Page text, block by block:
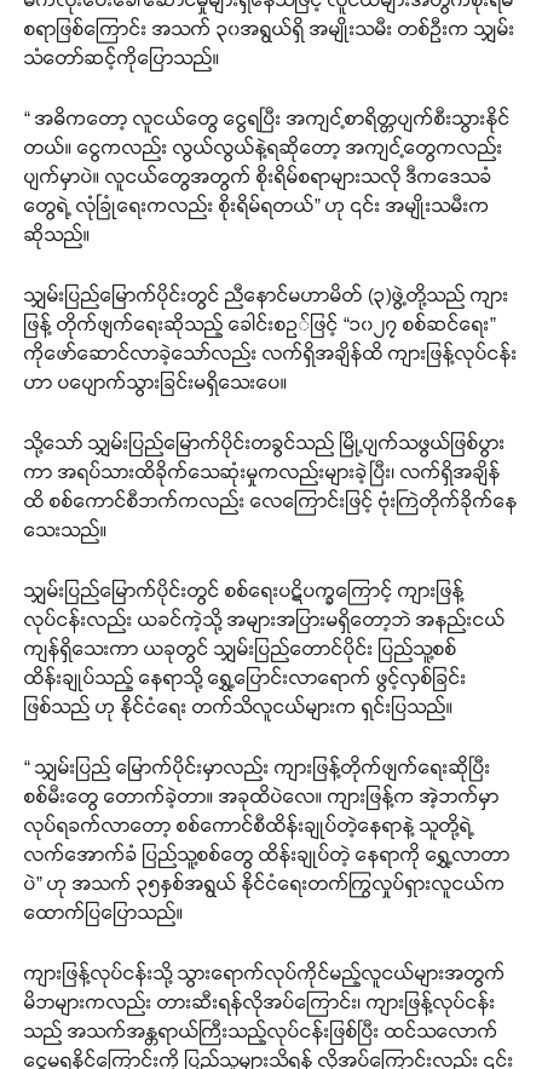
စရာဖြစ်ကြောင်း အသက် ၃၀အရွယ်ရှိ အမျိုးသမီး တစ်ဦးက သျှမ်း
သံတော်ဆင့်ကိုပြောသည်။
“ အဓိကတော့ လူငယ်တွေ ငွေရပြီး အကျင့်စာရိတ္တပျက်စီးသွားနိုင်
တယ်။ ငွေကလည်း လွယ်လွယ်နဲ့ရဆိုတော့ အကျင့်တွေကလည်း
ပျက်မှာပဲ။ လူငယ်တွေအတွက် စိုးရိမ်စရာများသလို ဒီကဒေသခံ
တွေရဲ့ လုံခြုံရေးကလည်း စိုးရိမ်ရတယ်” ဟု ၎င်း အမျိုးသမီးက
ဆိုသည်။
သျှမ်းပြည်မြောက်ပိုင်းတွင် ညီနောင်မဟာမိတ် (၃)ဖွဲ့တို့သည် ကျား
ဖြန့် တိုက်ဖျက်ရေးဆိုသည့် ခေါင်းစဥ်ဖြင့် “၁၀၂၇ စစ်ဆင်ရေး”
ကိုဖော်ဆောင်လာခဲ့သော်လည်း လက်ရှိအချိန်ထိ ကျားဖြန့်လုပ်ငန်း
ဟာ ပပျောက်သွားခြင်းမရှိသေးပေ။
သို့သော် သျှမ်းပြည်မြောက်ပိုင်းတခွင်သည် မြို့ပျက်သဖွယ်ဖြစ်ပွား
ကာ အရပ်သားထိခိုက်သေဆုံးမှုကလည်းများခဲ့ပြီး၊ လက်ရှိအချိန်
ထိ စစ်ကောင်စီဘက်ကလည်း လေကြောင်းဖြင့် ဗုံးကြဲတိုက်ခိုက်နေ
သေးသည်။
သျှမ်းပြည်မြောက်ပိုင်းတွင် စစ်ရေးပဋိပက္ခကြောင့် ကျားဖြန့်
လုပ်ငန်းလည်း ယခင်ကဲ့သို့ အများအပြားမရှိတော့ဘဲ အနည်းငယ်
ကျန်ရှိသေးကာ ယခုတွင် သျှမ်းပြည်တောင်ပိုင်း ပြည်သူ့စစ်
ထိန်းချုပ်သည့် နေရာသို့ ရွှေ့ပြောင်းလာရောက် ဖွင့်လှစ်ခြင်း
ဖြစ်သည် ဟု နိုင်ငံရေး တက်သိလူငယ်များက ရှင်းပြသည်။
“ သျှမ်းပြည် မြောက်ပိုင်းမှာလည်း ကျားဖြန့်တိုက်ဖျက်ရေးဆိုပြီး
စစ်မီးတွေ တောက်ခဲ့တာ။ အခုထိပဲလေ။ ကျားဖြန့်က အဲ့ဘက်မှာ
လုပ်ရခက်လာတော့ စစ်ကောင်စီထိန်းချုပ်တဲ့နေရာနဲ့ သူတို့ရဲ့
လက်အောက်ခံ ပြည်သူ့စစ်တွေ ထိန်းချုပ်တဲ့ နေရာကို ရွှေ့လာတာ
ပဲ” ဟု အသက် ၃၅နှစ်အရွယ် နိုင်ငံရေးတက်ကြွလှုပ်ရှားလူငယ်က
ထောက်ပြပြောသည်။
ကျားဖြန့်လုပ်ငန်းသို့ သွားရောက်လုပ်ကိုင်မည့်လူငယ်များအတွက်
မိဘများကလည်း တားဆီးရန်လိုအပ်ကြောင်း၊ ကျားဖြန့်လုပ်ငန်း
သည် အသက်အန္တရာယ်ကြီးသည့်လုပ်ငန်းဖြစ်ပြီး ထင်သလောက်
ငွေမရနိုင်ကြောင်းကို ပြည်သူများသိရန် လိုအပ်ကြောင်းလည်း ၎င်း